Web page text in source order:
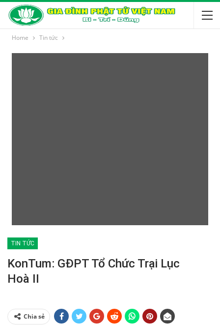
Home Tin tức
TIN TỨC
KonTum: GĐPT Tổ Chức Trại Lục
Hoà II
Chia sẻ